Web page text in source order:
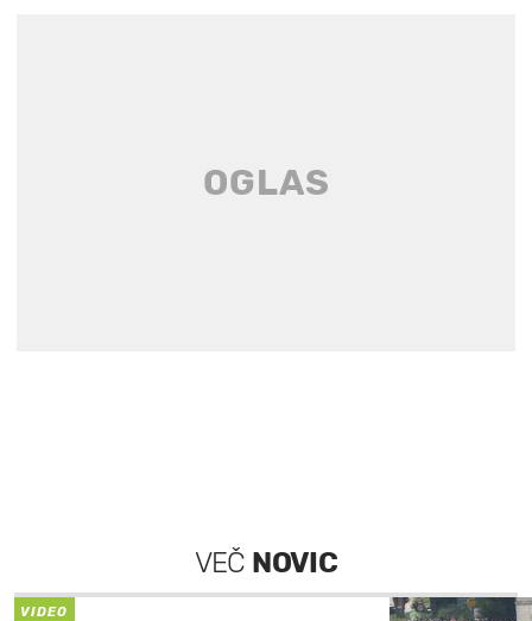
VEČ NOVIC
VIDEO